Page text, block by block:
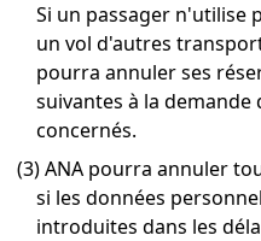
Si un passager n'utilise
un vol d'autres
pourra annuler ses
suivantes à la
concernés.
(3) ANA pourra annuler
si les données
introduites dans les